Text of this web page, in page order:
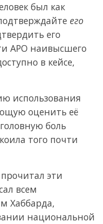
был как
его
его
АРО наивысшего
в кейсе,
использования
оценить её
боль
того почти
эти
всем
Хаббарда,
национальной